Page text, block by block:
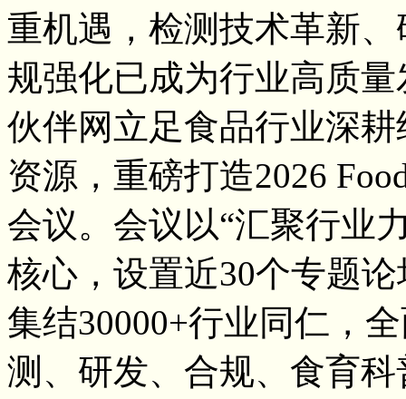
重机遇，检测技术革新
规强化已成为行业高质
伙伴网立足食品行业深
资源，重磅打造2026
会议。会议以“汇聚行业
核心，设置近30个专题
集结30000+行业同仁，
测、研发、合规、食育